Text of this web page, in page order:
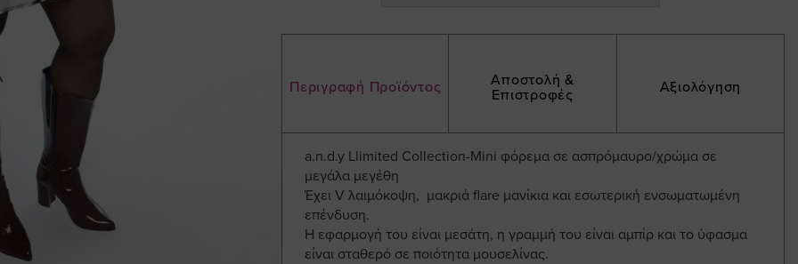
Περιγραφή Προϊόντος
Αποστολή &
Επιστροφές
Αξιολόγηση
a.n.d.y Llimited Collection-Mini φόρεμα σε ασπρόμαυρο/χρώμα σε
μεγάλα μεγέθη
Έχει V λαιμόκοψη, μακριά flare μανίκια και εσωτερική ενσωματωμένη
επένδυση.
Η εφαρμογή του είναι μεσάτη, η γραμμή του είναι αμπίρ και το ύφασμα
είναι σταθερό σε ποιότητα μουσελίνας.